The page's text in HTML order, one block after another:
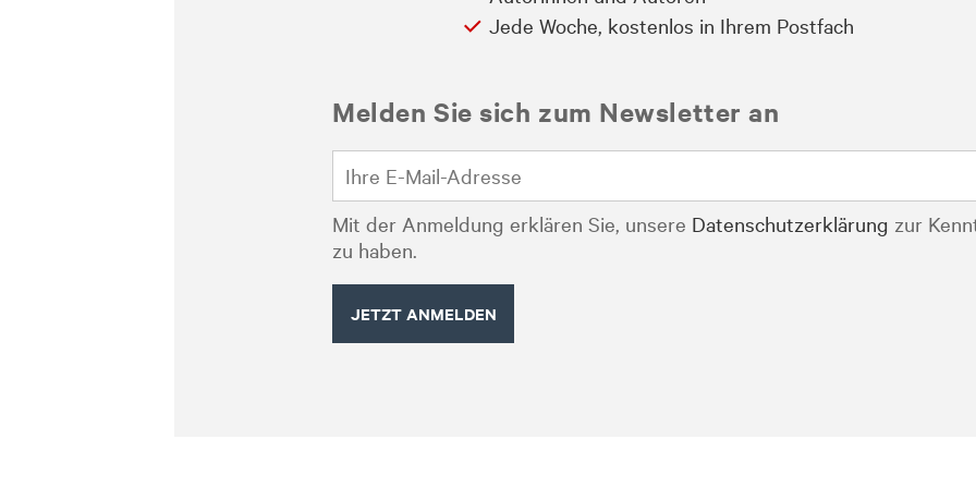
Jede Woche, kostenlos in Ihrem Postfach
Melden Sie sich zum Newsletter an
Mit der Anmeldung erklären Sie, unsere Datenschutzerklärung zur
zu haben.